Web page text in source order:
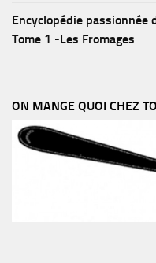
Encyclopédie passionnée
Tome 1 -Les Fromages
ON MANGE QUOI CHEZ